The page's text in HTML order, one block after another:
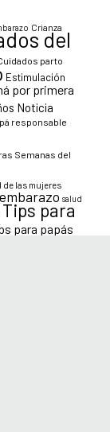
Crianza
del
parto
Estimulación
por primera
Noticia
responsable
Semanas del
de las mujeres
salud
Tips para
para papás